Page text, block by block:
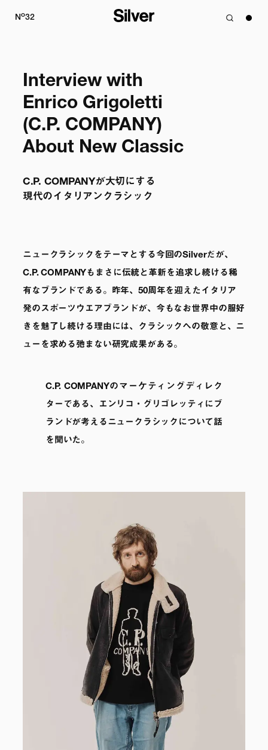
No32
Interview with
Enrico Grigoletti
(C.P. COMPANY)
About New Classic
C.P. COMPANYが大切にする
現代のイタリアンクラシック
ニュークラシックをテーマとする今回のSilverだが、
C.P. COMPANYもまさに伝統と革新を追求し続ける稀
有なブランドである。昨年、50周年を迎えたイタリア
発のスポーツウエアブランドが、今もなお世界中の服好
きを魅了し続ける理由には、クラシックへの敬意と、ニ
ューを求める弛まない研究成果がある。
C.P. COMPANYのマーケティングディレク
ターである、エンリコ・グリゴレッティにブ
ランドが考えるニュークラシックについて話
を聞いた。